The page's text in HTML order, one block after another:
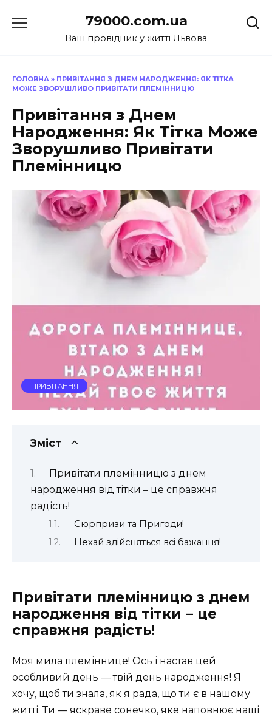
до
79000.com.ua
Ваш провідник у житті Львова
ГОЛОВНА » ПРИВІТАННЯ З ДНЕМ НАРОДЖЕННЯ: ЯК ТІТКА
МОЖЕ ЗВОРУШЛИВО ПРИВІТАТИ ПЛЕМІННИЦЮ
Привітання з Днем
Народження: Як Тітка Може
Зворушливо Привітати
Племінницю
ПРИВІТАННЯ
Зміст
Привітати племінницю з днем
народження від тітки – це справжня
радість!
Сюрпризи та Пригоди!
Нехай здійсняться всі бажання!
Привітати племінницю з днем
народження від тітки – це
справжня радість!
Моя мила племіннице! Ось і настав цей
особливий день — твій день народження! Я
хочу, щоб ти знала, як я рада, що ти є в нашому
житті. Ти — яскраве сонечко, яке наповнює наші